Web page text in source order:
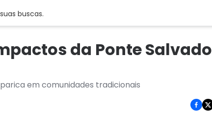
buscas.
da Ponte
em comunidades tradicionais